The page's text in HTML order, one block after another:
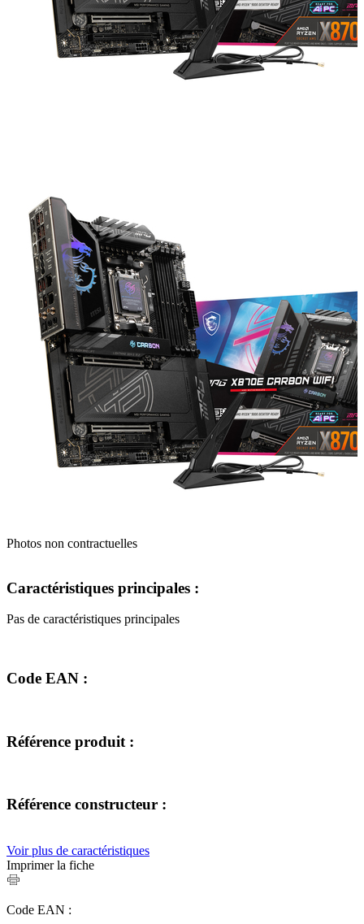
Photos non contractuelles
Caractéristiques principales :
Pas de caractéristiques principales
Code EAN :
Référence produit :
Référence constructeur :
Voir plus de caractéristiques
Imprimer la fiche
Code EAN :